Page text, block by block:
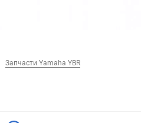
Запчасти Yamaha YBR